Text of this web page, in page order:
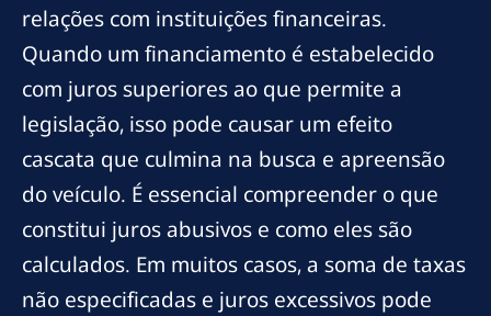
relações com instituições financeiras.
Quando um financiamento é estabelecido
com juros superiores ao que permite a
legislação, isso pode causar um efeito
cascata que culmina na busca e apreensão
do veículo. É essencial compreender o que
constitui juros abusivos e como eles são
calculados. Em muitos casos, a soma de taxas
não especificadas e juros excessivos pode